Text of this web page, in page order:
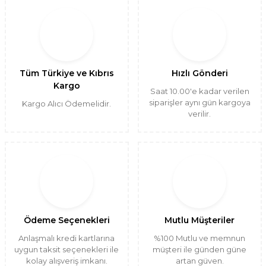
Tüm Türkiye ve Kıbrıs
Kargo
Kargo Alıcı Ödemelidir.
Hızlı Gönderi
Saat 10.00'e kadar verilen
siparişler aynı gün kargoya
verilir.
Ödeme Seçenekleri
Anlaşmalı kredi kartlarına
uygun taksit seçenekleri ile
kolay alışveriş imkanı.
Mutlu Müşteriler
%100 Mutlu ve memnun
müşteri ile günden güne
artan güven.